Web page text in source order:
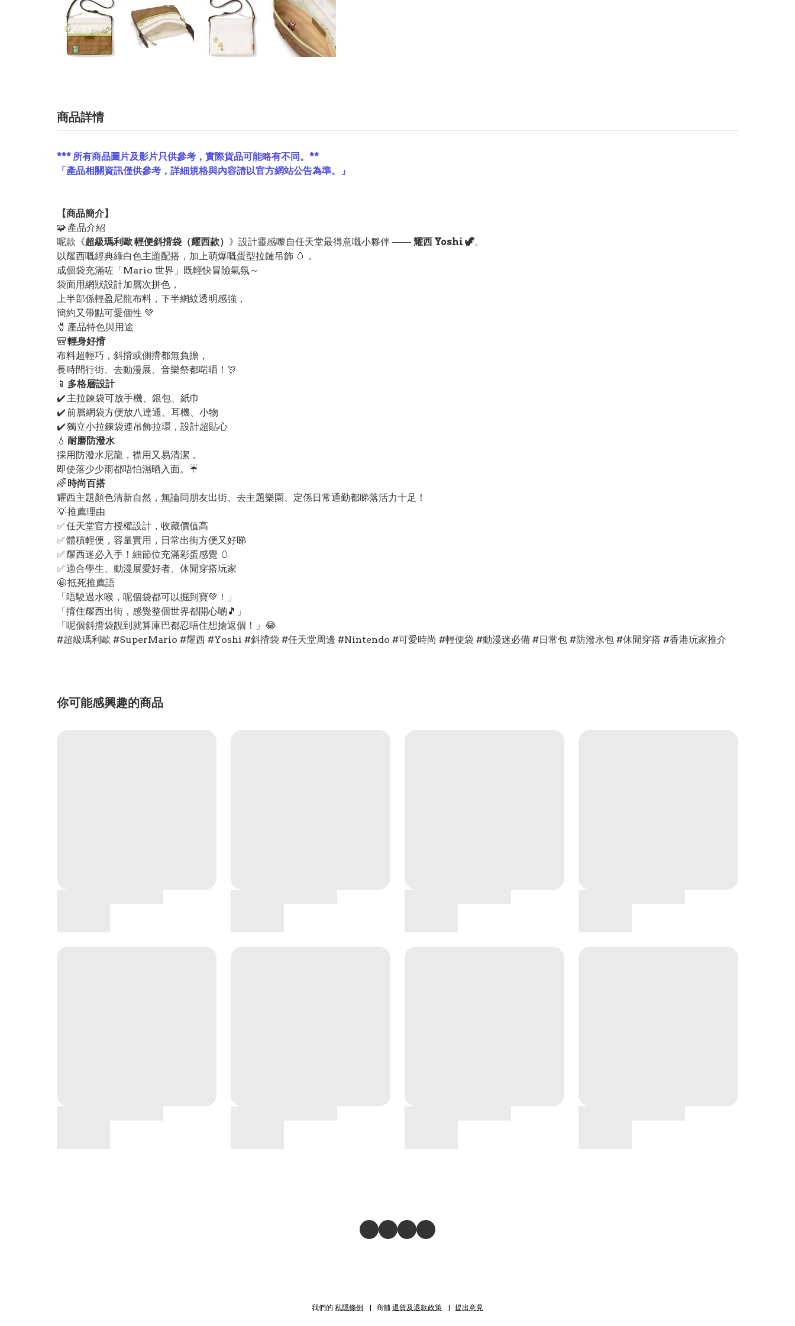
商品詳情
*** 所有商品圖片及影片只供參考，實際貨品可能略有不同。**
「產品相關資訊僅供參考，詳細規格與內容請以官方網站公告為準。」
【商品簡介】
🧩 產品介紹
呢款《超級瑪利歐 輕便斜揹袋（耀西款） 》設計靈感嚟自任天堂最得意嘅小夥伴 —— 耀西 Yoshi 🦖。
以耀西嘅經典綠白色主題配搭，加上萌爆嘅蛋型拉鏈吊飾 🥚，
成個袋充滿咗「Mario 世界」既輕快冒險氣氛～
袋面用網狀設計加層次拼色，
上半部係輕盈尼龍布料，下半網紋透明感強，
簡約又帶點可愛個性 💚
🧷 產品特色與用途
🎒輕身好揹
布料超輕巧，斜揹或側揹都無負擔，
長時間行街、去動漫展、音樂祭都啱晒！🎊
📱 多格層設計
✔️ 主拉鍊袋可放手機、銀包、紙巾
✔️ 前層網袋方便放八達通、耳機、小物
✔️ 獨立小拉鍊袋連吊飾拉環，設計超貼心
💧 耐磨防潑水
採用防潑水尼龍，襟用又易清潔，
即使落少少雨都唔怕濕晒入面。☔
🌈 時尚百搭
耀西主題顏色清新自然，無論同朋友出街、去主題樂園、定係日常通勤都睇落活力十足！
💡 推薦理由
✅ 任天堂官方授權設計，收藏價值高
✅ 體積輕便，容量實用，日常出街方便又好睇
✅ 耀西迷必入手！細節位充滿彩蛋感覺 🥚
✅ 適合學生、動漫展愛好者、休閒穿搭玩家
🤩 抵死推薦語
「唔駛過水喉，呢個袋都可以掘到寶💚！」
「揹住耀西出街，感覺整個世界都開心啲🎵」
「呢個斜揹袋靚到就算庫巴都忍唔住想搶返個！」😂
#超級瑪利歐 #SuperMario #耀西 #Yoshi #斜揹袋 #任天堂周邊 #Nintendo #可愛時尚 #輕便袋 #動漫迷必備 #日常包 #防潑水包 #休閒穿搭 #香港玩家推介
你可能感興趣的商品
我們的 私隱條例 商舖 退貨及退款政策 提出意見